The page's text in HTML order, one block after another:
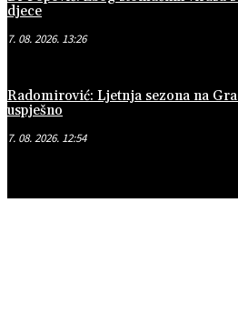
djece
7. 08. 2026. 13:26
Radomirović: Ljetnja sezona na
uspješno
7. 08. 2026. 12:54